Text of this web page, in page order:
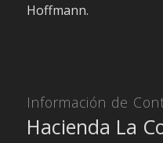
Hoffmann.
Información de
Hacienda La